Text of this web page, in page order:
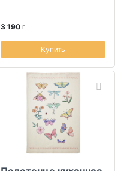
3 190
Купить